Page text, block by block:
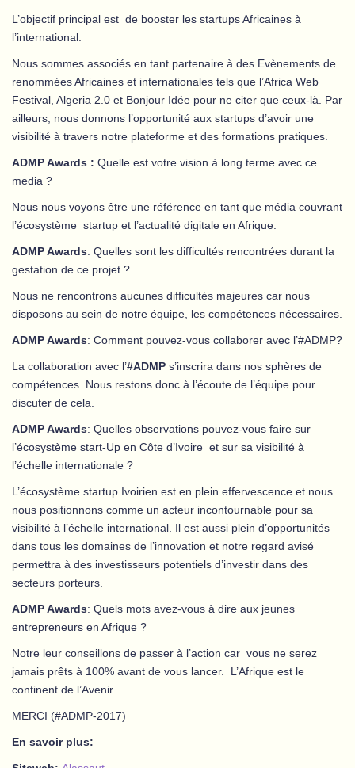
L’objectif principal est de booster les startups Africaines à
l’international.
Nous sommes associés en tant partenaire à des Evènements de
renommées Africaines et internationales tels que l’Africa Web
Festival, Algeria 2.0 et Bonjour Idée pour ne citer que ceux-là. Par
ailleurs, nous donnons l’opportunité aux startups d’avoir une
visibilité à travers notre plateforme et des formations pratiques.
ADMP Awards : Quelle est votre vision à long terme avec ce
media ?
Nous nous voyons être une référence en tant que média couvrant
l’écosystème startup et l’actualité digitale en Afrique.
ADMP Awards: Quelles sont les difficultés rencontrées durant la
gestation de ce projet ?
Nous ne rencontrons aucunes difficultés majeures car nous
disposons au sein de notre équipe, les compétences nécessaires.
ADMP Awards: Comment pouvez-vous collaborer avec l’#ADMP?
La collaboration avec l’#ADMP s’inscrira dans nos sphères de
compétences. Nous restons donc à l’écoute de l’équipe pour
discuter de cela.
ADMP Awards: Quelles observations pouvez-vous faire sur
l’écosystème start-Up en Côte d’Ivoire et sur sa visibilité à
l’échelle internationale ?
L’écosystème startup Ivoirien est en plein effervescence et nous
nous positionnons comme un acteur incontournable pour sa
visibilité à l’échelle international. Il est aussi plein d’opportunités
dans tous les domaines de l’innovation et notre regard avisé
permettra à des investisseurs potentiels d’investir dans des
secteurs porteurs.
ADMP Awards: Quels mots avez-vous à dire aux jeunes
entrepreneurs en Afrique ?
Notre leur conseillons de passer à l’action car vous ne serez
jamais prêts à 100% avant de vous lancer. L’Afrique est le
continent de l’Avenir.
MERCI (#ADMP-2017)
En savoir plus: